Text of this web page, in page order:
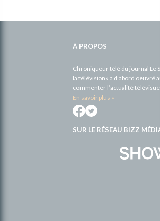
À PROPOS
Chroniqueur télé du journal Le
la télévision» a d’abord oeuvré
commenter l’actualité
En savoir plus »
SUR LE RÉSEAU BIZZ